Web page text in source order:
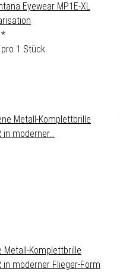
Eyewear MP1E-XL
*
1 Stück
Metall-Komplettbrille
in moderner Flieger-Form